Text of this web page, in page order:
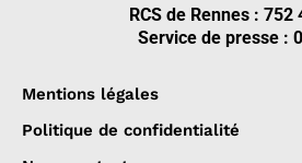
RCS de Rennes : 752
Service de presse :
Mentions légales
Politique de confidentialité